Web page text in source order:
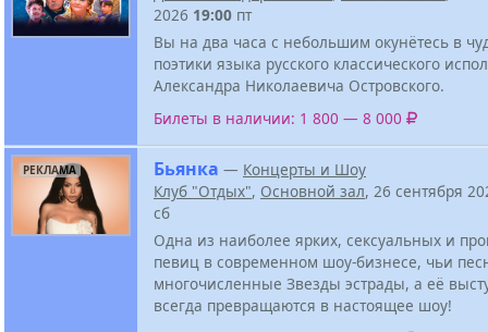
2026 19:00 пт
Вы на два часа с небольшим окунётесь в
поэтики языка русского классического
Александра Николаевича Островского.
Билеты в наличии: 1 800 — 8 000
РЕКЛАМА Бьянка — Концерты и Шоу
Клуб "Отдых", Основной зал, 26 сентября
сб
Одна из наиболее ярких, сексуальных и
певиц в современном шоу-бизнесе, чьи
многочисленные Звезды эстрады, а её
всегда превращаются в настоящее шоу!